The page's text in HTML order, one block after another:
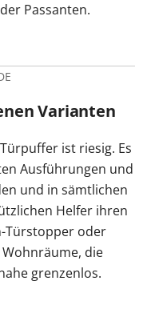
Passanten.
Varianten
ist riesig. Es
Ausführungen und
und in sämtlichen
Helfer ihren
Türstopper oder
die
grenzenlos.